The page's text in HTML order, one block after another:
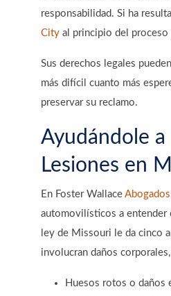
responsabilidad. Si ha
City al principio del proceso
Sus derechos legales
más difícil cuanto más
preservar su reclamo.
Ayudándole a
Lesiones en
En Foster Wallace
automovilísticos a entender
ley de Missouri le da cinco
involucran daños
Huesos rotos o daños